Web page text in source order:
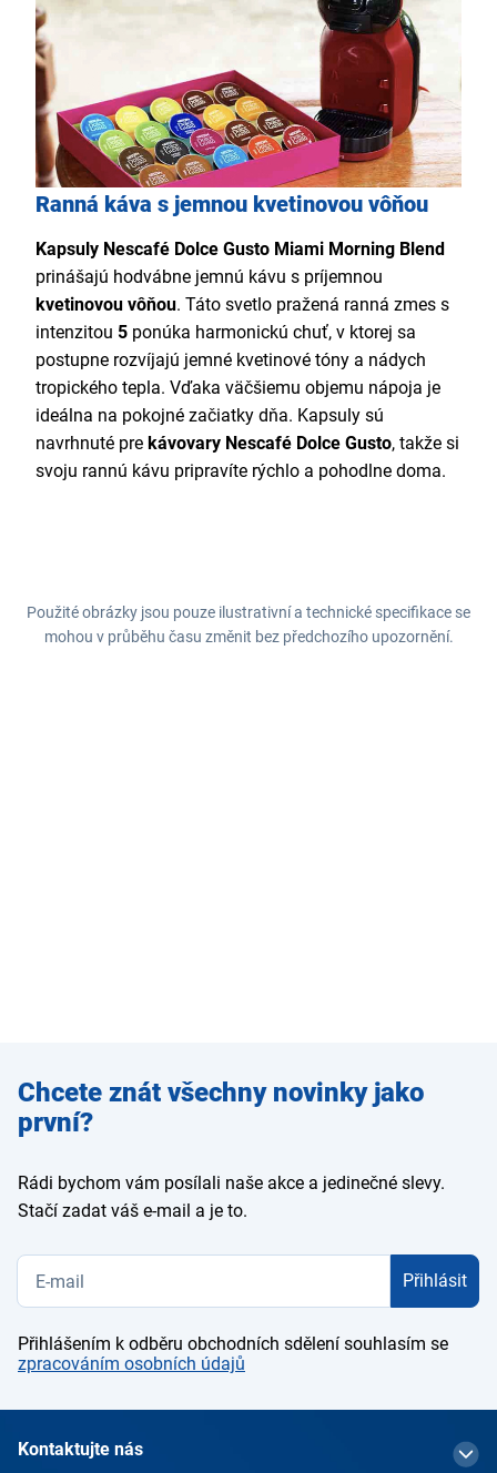
Ranná káva s jemnou kvetinovou vôňou
Kapsuly Nescafé Dolce Gusto Miami Morning Blend
prinášajú hodvábne jemnú kávu s príjemnou
kvetinovou vôňou. Táto svetlo pražená ranná zmes s
intenzitou 5 ponúka harmonickú chuť, v ktorej sa
postupne rozvíjajú jemné kvetinové tóny a nádych
tropického tepla. Vďaka väčšiemu objemu nápoja je
ideálna na pokojné začiatky dňa. Kapsuly sú
navrhnuté pre kávovary Nescafé Dolce Gusto, takže si
svoju rannú kávu pripravíte rýchlo a pohodlne doma.
Použité obrázky jsou pouze ilustrativní a technické specifikace se
mohou v průběhu času změnit bez předchozího upozornění.
Zadejte
e-mail
Chcete znát všechny novinky jako
první?
Rádi bychom vám posílali naše akce a jedinečné slevy.
Stačí zadat váš e-mail a je to.
Přihlásit
Přihlášením k odběru obchodních sdělení souhlasím se
zpracováním osobních údajů
Kontaktujte nás